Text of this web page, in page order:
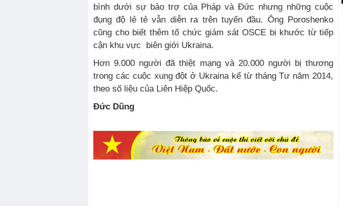
bình dưới sự bảo trợ của Pháp và Đức nhưng những cuộc
đụng độ lẻ tẻ vẫn diễn ra trên tuyến đầu. Ông Poroshenko
cũng cho biết thêm tổ chức giám sát OSCE bị khước từ tiếp
cận khu vực biên giới Ukraina.
Hơn 9.000 người đã thiệt mạng và 20.000 người bị thương
trong các cuộc xung đột ở Ukraina kể từ tháng Tư năm 2014,
theo số liệu của Liên Hiệp Quốc.
Đức Dũng